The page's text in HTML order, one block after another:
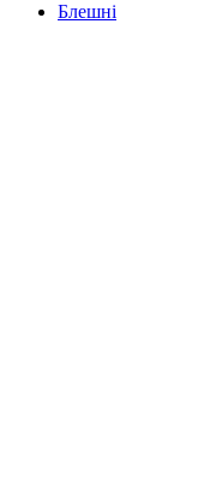
Блешні